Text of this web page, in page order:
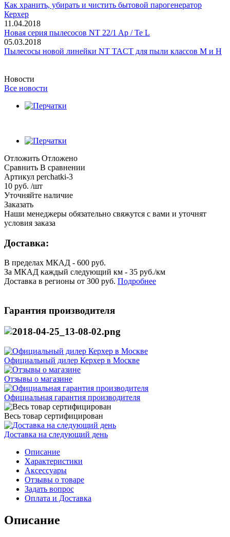
Как хранить, убирать и чистить бытовой парогенератор
Керхер
11.04.2018
Новая серия пылесосов NT 22/1 Ap / Te L
05.03.2018
Пылесосы новой линейки NT TACT для пыли классов M и H
Новости
Все новости
Отложить Отложено
Сравнить В сравнении
Артикул perchatki-3
10 руб. /шт
Уточняйте наличие
Заказать
Наши менеджеры обязательно свяжутся с вами и уточнят
условия заказа
Доставка:
В пределах МКАД - 600 руб.
За МКАД каждый следующий км - 35 руб./км
Доставка в регионы от 300 руб. Подробнее
Гарантия производителя
Официальный дилер Керхер в Москве
Отзывы о магазине
Официальная гарантия производителя
Весь товар сертифицирован
Доставка на следующий день
Описание
Характеристики
Аксессуары
Отзывы о товаре
Задать вопрос
Оплата и Доставка
Описание